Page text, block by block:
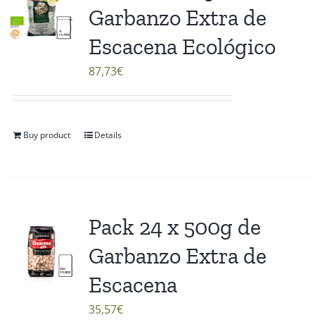
Garbanzo Extra de
Escacena Ecológico
87,73€
Buy product Details
Pack 24 x 500g de
Garbanzo Extra de
Escacena
35,57€